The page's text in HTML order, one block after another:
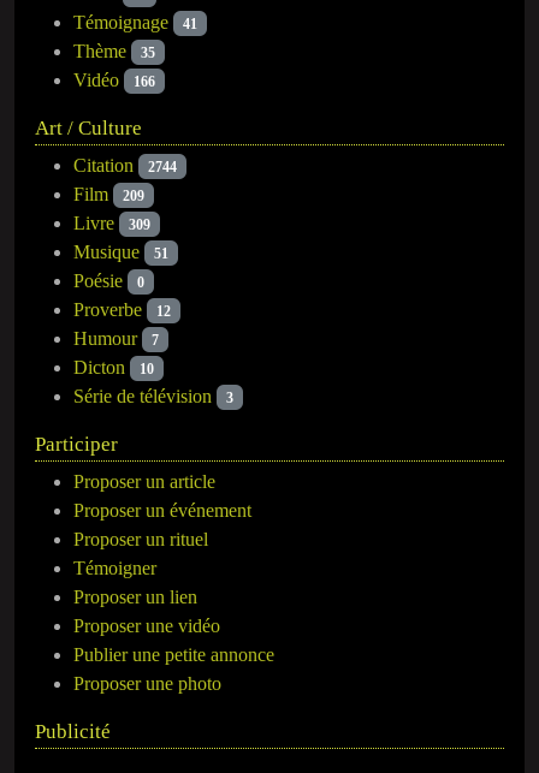
Témoignage 41
Thème 35
Vidéo 166
Art / Culture
Citation 2744
Film 209
Livre 309
Musique 51
Poésie 0
Proverbe 12
Humour 7
Dicton 10
Série de télévision 3
Participer
Proposer un article
Proposer un événement
Proposer un rituel
Témoigner
Proposer un lien
Proposer une vidéo
Publier une petite annonce
Proposer une photo
Publicité